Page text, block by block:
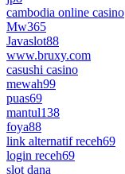
cambodia online casino
Mw365
Javaslot88
www.bruxy.com
casushi casino
mewah99
puas69
mantul138
foya88
link alternatif receh69
login receh69
slot dana